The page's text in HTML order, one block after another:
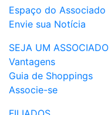
Espaço do Associado
Envie sua Notícia
SEJA UM ASSOCIADO
Vantagens
Guia de Shoppings
Associe-se